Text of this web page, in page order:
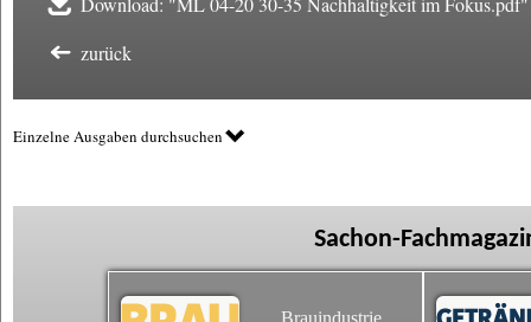
zurück
Einzelne Ausgaben durchsuchen
Sachon-
Brauindustrie